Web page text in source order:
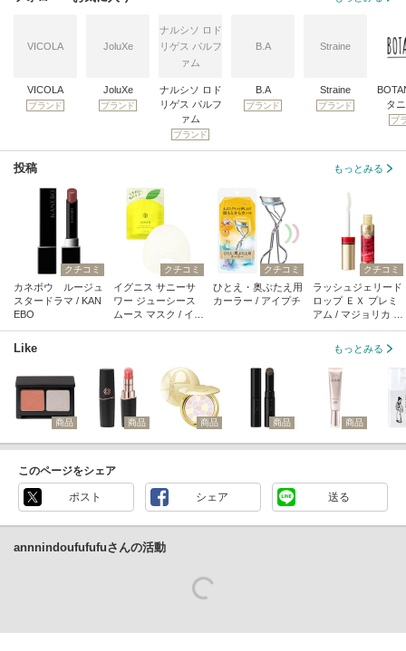
VICOLA
VICOLA
ブランド
JoluXe
JoluXe
ブランド
ナルシソ ロド
リゲス パルフ
ァム
ナルシソ ロド
リゲス パルフ
ァム
ブランド
B.A
B.A
ブランド
Straine
Straine
ブランド
タ
ブ
投稿 もっとみる
クチコミ
カネボウ ルージュ
スタードラマ / KAN
EBO
クチコミ
イグニス サニーサ
ワー ジューシース
ムース マスク / イグ
クチコミ
ひとえ・奥ぶたえ用
カーラー / アイプチ
クチコミ
ラッシュジェリード
ロップ ＥＸ プレミ
アム / マジョリカ マ
Like もっとみる
商品 商品 商品 商品 商品
このページをシェア
ポスト シェア 送る
annnindoufufufuさんの活動